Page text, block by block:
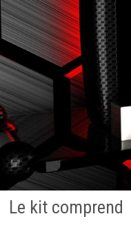
Le kit comprend